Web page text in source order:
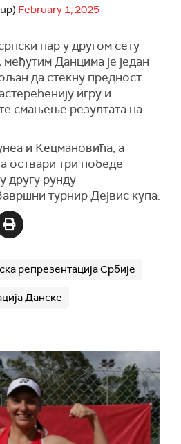
February 1, 2025
пар у другом сету
Данцима је један
да стекну предност
игру и
смањење резултата на
и Кецмановића, а
оствари три победе
другу рунду
турнир Дејвис купа.
репрезентација Србије
Данске